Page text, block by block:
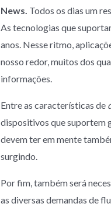
News. Todos os dias um
As tecnologias que
anos. Nesse ritmo,
nosso redor, muitos dos
informações.
Entre as características de
dispositivos que suportem
devem ter em mente
surgindo.
Por fim, também será
as diversas demandas de